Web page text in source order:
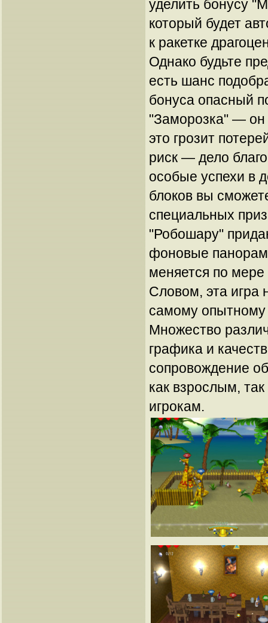
уделить бонусу
который будет
к ракетке
Однако будьте
есть шанс
бонуса опасный
"Заморозка" — он
это грозит
риск — дело
особые успехи в
блоков вы
специальных
"Робошару"
фоновые
меняется по мере
Словом, эта игра
самому
Множество
графика и
сопровождение
как взрослым,
игрокам.